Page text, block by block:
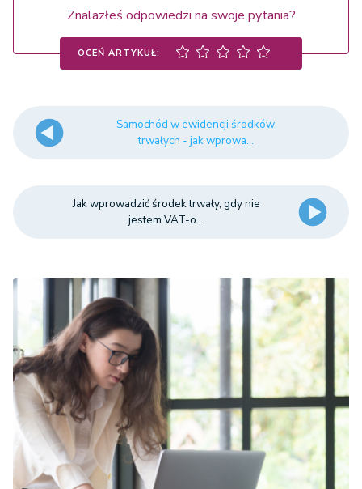
Znalazłeś odpowiedzi na swoje pytania?
OCEŃ ARTYKUŁ:
Samochód w ewidencji środków
trwałych - jak wprowa...
Jak wprowadzić środek trwały, gdy nie
jestem VAT-o...